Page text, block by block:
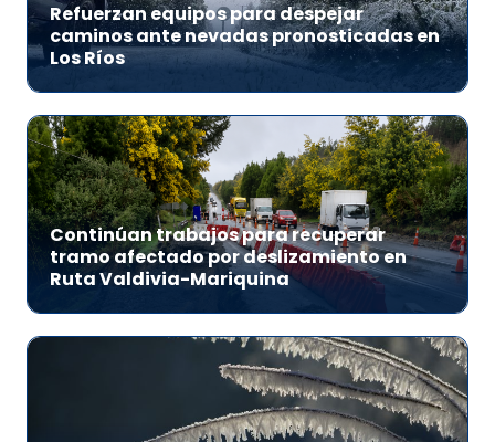
Refuerzan equipos para despejar
caminos ante nevadas pronosticadas en
Los Ríos
Continúan trabajos para recuperar
tramo afectado por deslizamiento en
Ruta Valdivia-Mariquina